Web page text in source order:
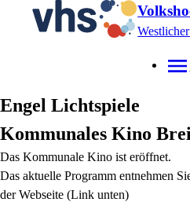
Engel Lichtspiele
Kommunales Kino
Das Kommunale Kino ist eröffnet.
Das aktuelle Programm entnehmen
der Webseite (Link unten)